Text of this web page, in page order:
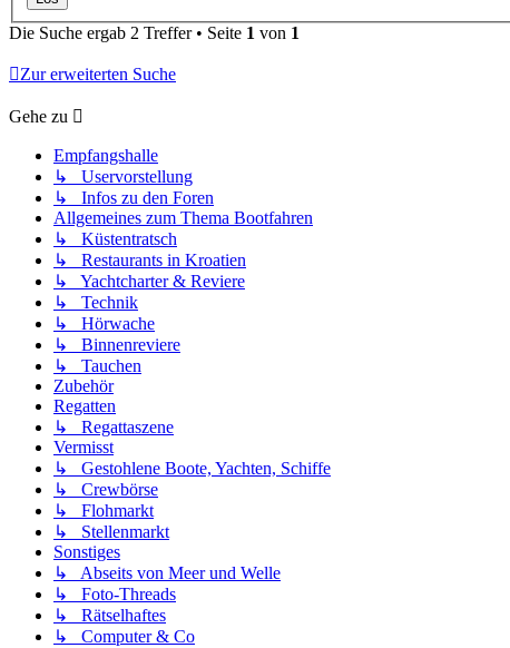
Die Suche ergab 2 Treffer • Seite 1 von 1
Zur erweiterten Suche
Gehe zu
Empfangshalle
↳ Uservorstellung
↳ Infos zu den Foren
Allgemeines zum Thema Bootfahren
↳ Küstentratsch
↳ Restaurants in Kroatien
↳ Yachtcharter & Reviere
↳ Technik
↳ Hörwache
↳ Binnenreviere
↳ Tauchen
Zubehör
Regatten
↳ Regattaszene
Vermisst
↳ Gestohlene Boote, Yachten, Schiffe
↳ Crewbörse
↳ Flohmarkt
↳ Stellenmarkt
Sonstiges
↳ Abseits von Meer und Welle
↳ Foto-Threads
↳ Rätselhaftes
↳ Computer & Co